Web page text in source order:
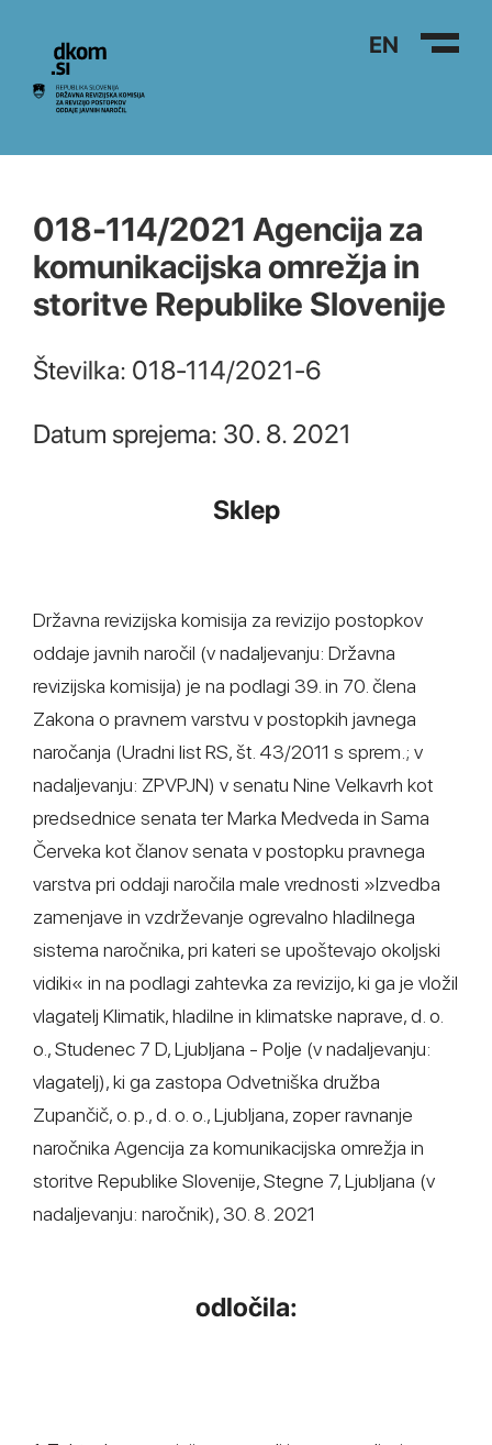
Na vsebino EN
018-114/2021 Agencija za
komunikacijska omrežja in
storitve Republike Slovenije
Številka: 018-114/2021-6
Datum sprejema: 30. 8. 2021
Sklep
Državna revizijska komisija za revizijo postopkov
oddaje javnih naročil (v nadaljevanju: Državna
revizijska komisija) je na podlagi 39. in 70. člena
Zakona o pravnem varstvu v postopkih javnega
naročanja (Uradni list RS, št. 43/2011 s sprem.; v
nadaljevanju: ZPVPJN) v senatu Nine Velkavrh kot
predsednice senata ter Marka Medveda in Sama
Červeka kot članov senata v postopku pravnega
varstva pri oddaji naročila male vrednosti »Izvedba
zamenjave in vzdrževanje ogrevalno hladilnega
sistema naročnika, pri kateri se upoštevajo okoljski
vidiki« in na podlagi zahtevka za revizijo, ki ga je vložil
vlagatelj Klimatik, hladilne in klimatske naprave, d. o.
o., Studenec 7 D, Ljubljana - Polje (v nadaljevanju:
vlagatelj), ki ga zastopa Odvetniška družba
Zupančič, o. p., d. o. o., Ljubljana, zoper ravnanje
naročnika Agencija za komunikacijska omrežja in
storitve Republike Slovenije, Stegne 7, Ljubljana (v
nadaljevanju: naročnik), 30. 8. 2021
odločila: